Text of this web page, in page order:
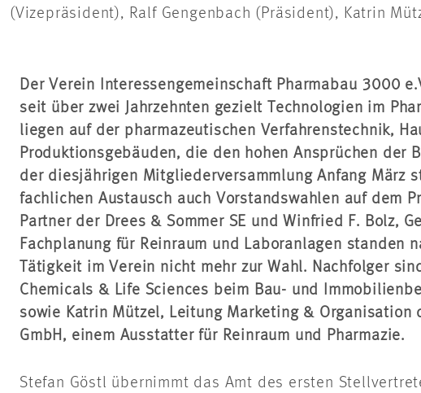
(Vizepräsident), Ralf Gengenbach (Präsident), Katrin
Der Verein Interessengemeinschaft Pharmabau 3000
seit über zwei Jahrzehnten gezielt Technologien im
liegen auf der pharmazeutischen Verfahrenstechnik,
Produktionsgebäuden, die den hohen Ansprüchen der
der diesjährigen Mitgliederversammlung Anfang März
fachlichen Austausch auch Vorstandswahlen auf dem
Partner der Drees & Sommer SE und Winfried F. Bolz,
Fachplanung für Reinraum und Laboranlagen standen
Tätigkeit im Verein nicht mehr zur Wahl. Nachfolger
Chemicals & Life Sciences beim Bau- und
sowie Katrin Mützel, Leitung Marketing & Organisation
GmbH, einem Ausstatter für Reinraum und Pharmazie.
Stefan Göstl übernimmt das Amt des ersten